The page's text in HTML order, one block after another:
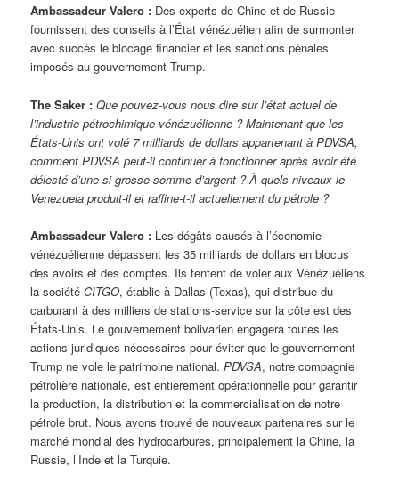
Ambassadeur Valero : Des experts de Chine et de Russie
fournissent des conseils à l’État vénézuélien afin de surmonter
avec succès le blocage financier et les sanctions pénales
imposés au gouvernement Trump.
The Saker : Que pouvez-vous nous dire sur l’état actuel de
l’industrie pétrochimique vénézuélienne ? Maintenant que les
États-Unis ont volé 7 milliards de dollars appartenant à PDVSA,
comment PDVSA peut-il continuer à fonctionner après avoir été
délesté d’une si grosse somme d’argent ? À quels niveaux le
Venezuela produit-il et raffine-t-il actuellement du pétrole ?
Ambassadeur Valero : Les dégâts causés à l’économie
vénézuélienne dépassent les 35 milliards de dollars en blocus
des avoirs et des comptes. Ils tentent de voler aux Vénézuéliens
la sociétéCITGO, établie à Dallas (Texas), qui distribue du
carburant à des milliers de stations-service sur la côte est des
États-Unis. Le gouvernement bolivarien engagera toutes les
actions juridiques nécessaires pour éviter que le gouvernement
Trump ne vole le patrimoine national.PDVSA, notre compagnie
pétrolière nationale, est entièrement opérationnelle pour garantir
la production, la distribution et la commercialisation de notre
pétrole brut. Nous avons trouvé de nouveaux partenaires sur le
marché mondial des hydrocarbures, principalement la Chine, la
Russie, l’Inde et la Turquie.